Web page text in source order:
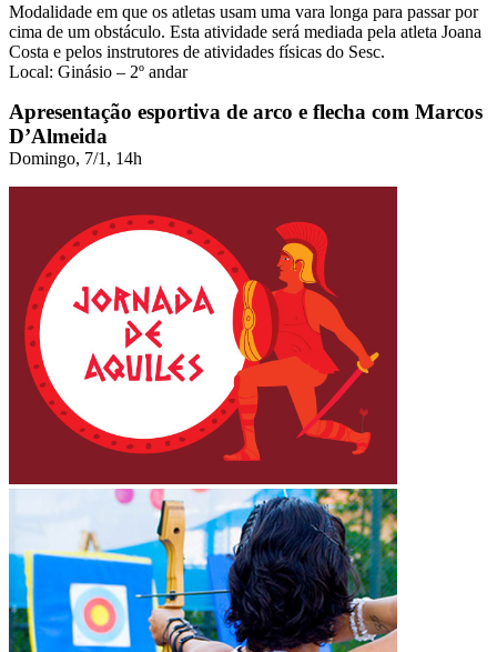
Modalidade em que os atletas usam uma vara longa para passar por
cima de um obstáculo. Esta atividade será mediada pela atleta Joana
Costa e pelos instrutores de atividades físicas do Sesc.
Local: Ginásio – 2º andar
Apresentação esportiva de arco e flecha com Marcos
D’Almeida
Domingo, 7/1, 14h